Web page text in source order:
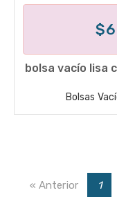
bolsa vacío lisa
Bolsas
« Anterior 1